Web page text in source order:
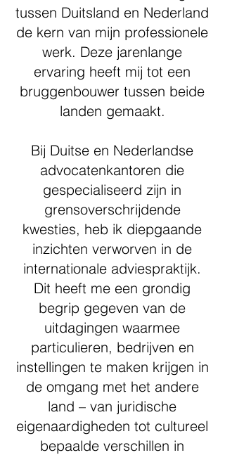
tussen Duitsland en Nederland
de kern van mijn professionele
werk. Deze jarenlange
ervaring heeft mij tot een
bruggenbouwer tussen beide
landen gemaakt.
Bij Duitse en Nederlandse
advocatenkantoren die
gespecialiseerd zijn in
grensoverschrijdende
kwesties, heb ik diepgaande
inzichten verworven in de
internationale adviespraktijk.
Dit heeft me een grondig
begrip gegeven van de
uitdagingen waarmee
particulieren, bedrijven en
instellingen te maken krijgen in
de omgang met het andere
land – van juridische
eigenaardigheden tot cultureel
bepaalde verschillen in